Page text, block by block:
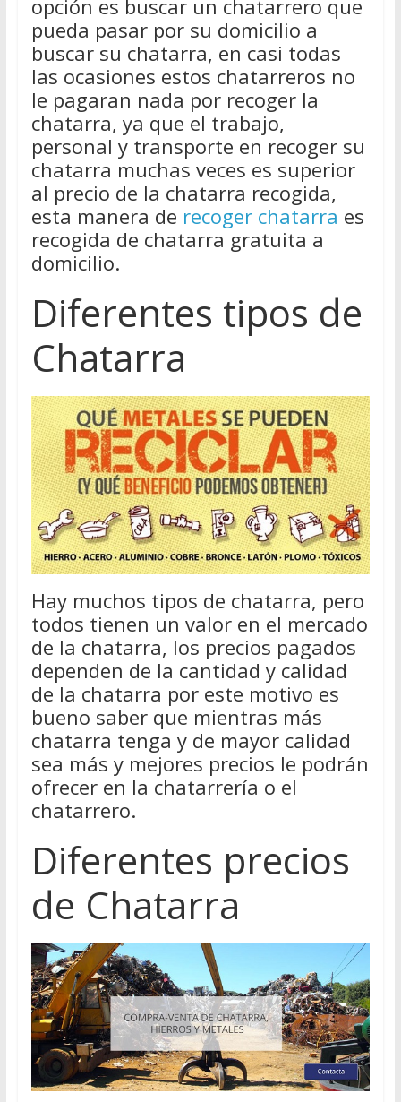
opción es buscar un chatarrero que
pueda pasar por su domicilio a
buscar su chatarra, en casi todas
las ocasiones estos chatarreros no
le pagaran nada por recoger la
chatarra, ya que el trabajo,
personal y transporte en recoger su
chatarra muchas veces es superior
al precio de la chatarra recogida,
esta manera de recoger chatarra es
recogida de chatarra gratuita a
domicilio.
Diferentes tipos de
Chatarra
Hay muchos tipos de chatarra, pero
todos tienen un valor en el mercado
de la chatarra, los precios pagados
dependen de la cantidad y calidad
de la chatarra por este motivo es
bueno saber que mientras más
chatarra tenga y de mayor calidad
sea más y mejores precios le podrán
ofrecer en la chatarrería o el
chatarrero.
Diferentes precios
de Chatarra